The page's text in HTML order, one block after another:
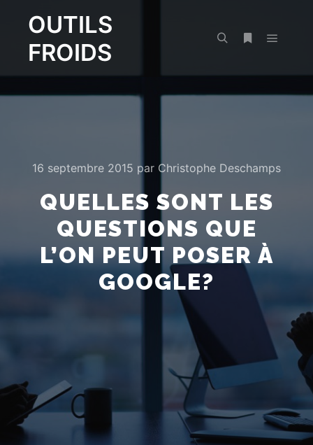
OUTILS
FROIDS
16 septembre 2015 par Christophe Deschamps
QUELLES SONT LES
QUESTIONS QUE
L’ON PEUT POSER À
GOOGLE?